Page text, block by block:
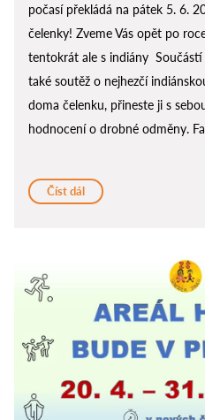
počasí překládá na pátek 5. 6.
čelenky! Zveme Vás opět po
tentokrát ale s indiány Součástí
také soutěž o nejhezčí
doma čelenku, přineste ji s
hodnocení o drobné odměny.
Číst dál